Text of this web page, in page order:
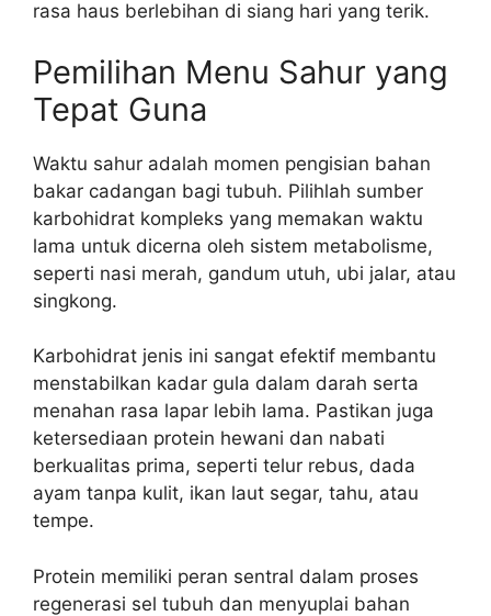
rasa haus berlebihan di siang hari yang terik.
Pemilihan Menu Sahur yang
Tepat Guna
Waktu sahur adalah momen pengisian bahan
bakar cadangan bagi tubuh. Pilihlah sumber
karbohidrat kompleks yang memakan waktu
lama untuk dicerna oleh sistem metabolisme,
seperti nasi merah, gandum utuh, ubi jalar, atau
singkong.
Karbohidrat jenis ini sangat efektif membantu
menstabilkan kadar gula dalam darah serta
menahan rasa lapar lebih lama. Pastikan juga
ketersediaan protein hewani dan nabati
berkualitas prima, seperti telur rebus, dada
ayam tanpa kulit, ikan laut segar, tahu, atau
tempe.
Protein memiliki peran sentral dalam proses
regenerasi sel tubuh dan menyuplai bahan